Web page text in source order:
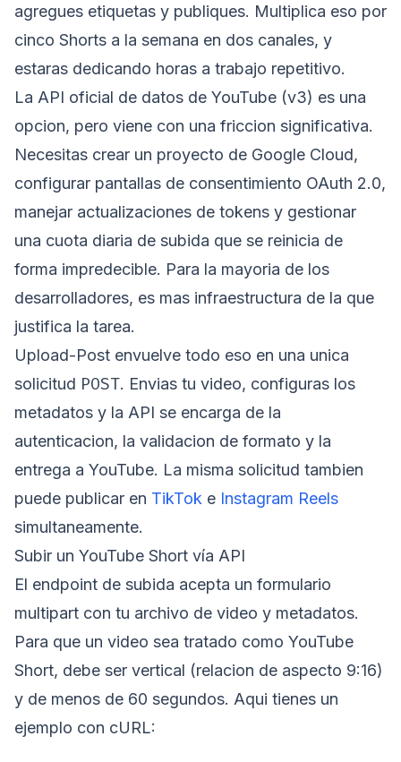
agregues etiquetas y publiques. Multiplica eso por
cinco Shorts a la semana en dos canales, y
estaras dedicando horas a trabajo repetitivo.
La API oficial de datos de YouTube (v3) es una
opcion, pero viene con una friccion significativa.
Necesitas crear un proyecto de Google Cloud,
configurar pantallas de consentimiento OAuth 2.0,
manejar actualizaciones de tokens y gestionar
una cuota diaria de subida que se reinicia de
forma impredecible. Para la mayoria de los
desarrolladores, es mas infraestructura de la que
justifica la tarea.
Upload-Post envuelve todo eso en una unica
solicitud POST. Envias tu video, configuras los
metadatos y la API se encarga de la
autenticacion, la validacion de formato y la
entrega a YouTube. La misma solicitud tambien
puede publicar en TikTok e Instagram Reels
simultaneamente.
Subir un YouTube Short vía API
El endpoint de subida acepta un formulario
multipart con tu archivo de video y metadatos.
Para que un video sea tratado como YouTube
Short, debe ser vertical (relacion de aspecto 9:16)
y de menos de 60 segundos. Aqui tienes un
ejemplo con cURL: